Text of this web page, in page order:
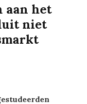
aan het
niet